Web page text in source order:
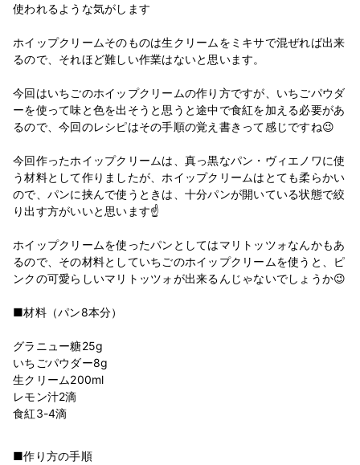
使われるような気がします
ホイップクリームそのものは生クリームをミキサで混ぜれば出来
るので、それほど難しい作業はないと思います。
今回はいちごのホイップクリームの作り方ですが、いちごパウダ
ーを使って味と色を出そうと思うと途中で食紅を加える必要があ
るので、今回のレシピはその手順の覚え書きって感じですね😉
今回作ったホイップクリームは、真っ黒なパン・ヴィエノワに使
う材料として作りましたが、ホイップクリームはとても柔らかい
ので、パンに挟んで使うときは、十分パンが開いている状態で絞
り出す方がいいと思います☝
ホイップクリームを使ったパンとしてはマリトッツォなんかもあ
るので、その材料としていちごのホイップクリームを使うと、ピ
ンクの可愛らしいマリトッツォが出来るんじゃないでしょうか😉
■材料（パン8本分）
グラニュー糖25g
いちごパウダー8g
生クリーム200ml
レモン汁2滴
■作り方の手順